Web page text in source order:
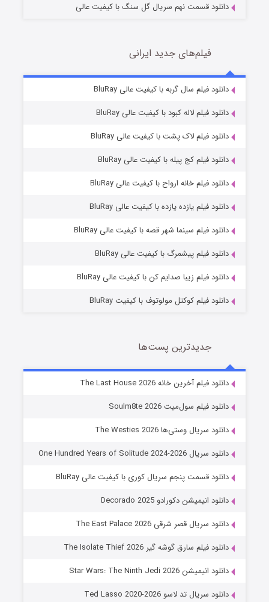
قسمت7 (زیرنویس) منتشر شد
خاندان اژدها فصل ۳
جادوگری در مغولستان
قسمت14 (زیرنویس) منتشر شد
دانلود قسمت نهم سریال گل سنگ با کیفیت عالی
فیلم‌های جدید ایرانی
دانلود فیلم سال گربه با کیفیت عالی BluRay
دانلود فیلم لاله کبود با کیفیت عالی BluRay
دانلود فیلم لاک پشت با کیفیت عالی BluRay
دانلود فیلم کج‌ پیله با کیفیت عالی BluRay
دانلود فیلم خانه ارواح با کیفیت عالی BluRay
دانلود فیلم یازده یازده با کیفیت عالی BluRay
دانلود فیلم سینما شهر قصه با کیفیت عالی BluRay
دانلود فیلم پیشمرگ با کیفیت عالی BluRay
دانلود فیلم زیبا صدایم کن با کیفیت عالی BluRay
دانلود فیلم کوکتل مولوتوف با کیفیت BluRay
جدیدترین پست‌ها
دانلود فیلم آخرین خانه The Last House 2026
دانلود فیلم سول‌میت Soulm8te 2026
دانلود سریال وستی‌ها The Westies 2026
دانلود سریال One Hundred Years of Solitude 2024-2026
دانلود قسمت پنجم سریال کوری با کیفیت عالی BluRay
دانلود انیمیشن دکورادو Decorado 2025
دانلود سریال قصر شرقی The East Palace 2026
دانلود فیلم سارق گوشه گیر The Isolate Thief 2026
دانلود انیمیشن Star Wars: The Ninth Jedi 2026
دانلود سریال تد لاسو Ted Lasso 2020-2026